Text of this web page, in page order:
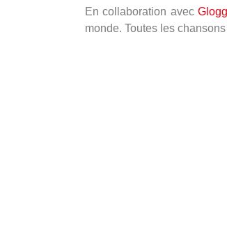
En collaboration avec
monde. Toutes les